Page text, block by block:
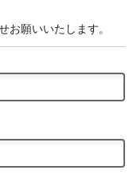
お願いいたします。